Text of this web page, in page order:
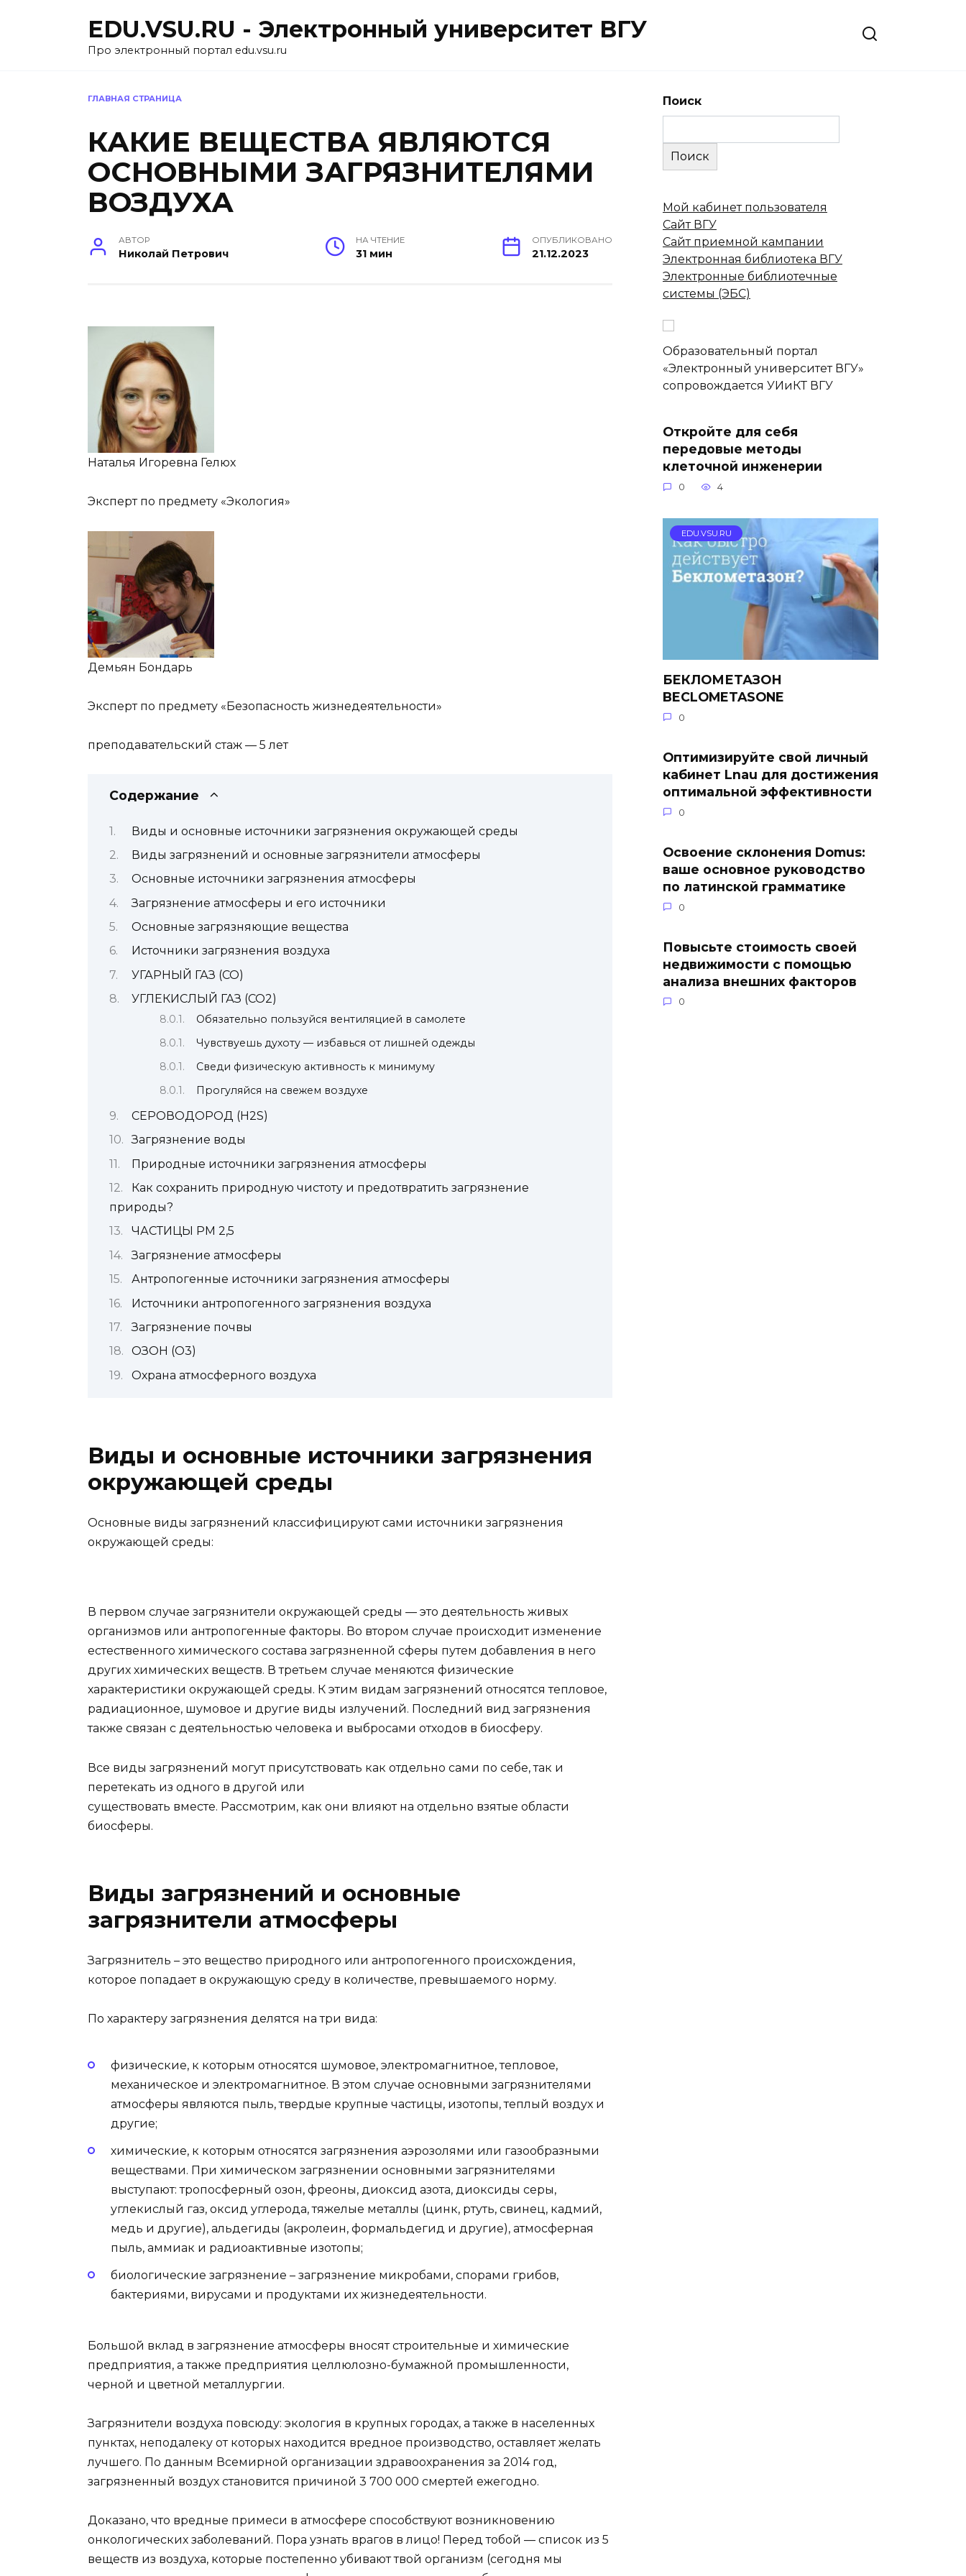
EDU.VSU.RU - Электронный университет ВГУ
Про электронный портал edu.vsu.ru
ГЛАВНАЯ СТРАНИЦА
КАКИЕ ВЕЩЕСТВА ЯВЛЯЮТСЯ
ОСНОВНЫМИ ЗАГРЯЗНИТЕЛЯМИ
ВОЗДУХА
АВТОР
Николай Петрович
НА ЧТЕНИЕ
31 мин
ОПУБЛИКОВАНО
21.12.2023
Наталья Игоревна Гелюх
Эксперт по предмету «Экология»
Демьян Бондарь
Эксперт по предмету «Безопасность жизнедеятельности»
преподавательский стаж — 5 лет
Содержание
Виды и основные источники загрязнения окружающей среды
Виды загрязнений и основные загрязнители атмосферы
Основные источники загрязнения атмосферы
Загрязнение атмосферы и его источники
Основные загрязняющие вещества
Источники загрязнения воздуха
УГАРНЫЙ ГАЗ (CO)
УГЛЕКИСЛЫЙ ГАЗ (CO2)
Обязательно пользуйся вентиляцией в самолете
Чувствуешь духоту — избавься от лишней одежды
Сведи физическую активность к минимуму
Прогуляйся на свежем воздухе
СЕРОВОДОРОД (H2S)
Загрязнение воды
Природные источники загрязнения атмосферы
Как сохранить природную чистоту и предотвратить загрязнение
природы?
ЧАСТИЦЫ PM 2,5
Загрязнение атмосферы
Антропогенные источники загрязнения атмосферы
Источники антропогенного загрязнения воздуха
Загрязнение почвы
ОЗОН (O3)
Охрана атмосферного воздуха
Виды и основные источники загрязнения
окружающей среды
Основные виды загрязнений классифицируют сами источники загрязнения
окружающей среды:
В первом случае загрязнители окружающей среды — это деятельность живых
организмов или антропогенные факторы. Во втором случае происходит изменение
естественного химического состава загрязненной сферы путем добавления в него
других химических веществ. В третьем случае меняются физические
характеристики окружающей среды. К этим видам загрязнений относятся тепловое,
радиационное, шумовое и другие виды излучений. Последний вид загрязнения
также связан с деятельностью человека и выбросами отходов в биосферу.
Все виды загрязнений могут присутствовать как отдельно сами по себе, так и
перетекать из одного в другой или
существовать вместе. Рассмотрим, как они влияют на отдельно взятые области
биосферы.
Виды загрязнений и основные
загрязнители атмосферы
Загрязнитель – это вещество природного или антропогенного происхождения,
которое попадает в окружающую среду в количестве, превышаемого норму.
По характеру загрязнения делятся на три вида:
физические, к которым относятся шумовое, электромагнитное, тепловое,
механическое и электромагнитное. В этом случае основными загрязнителями
атмосферы являются пыль, твердые крупные частицы, изотопы, теплый воздух и
другие;
химические, к которым относятся загрязнения аэрозолями или газообразными
веществами. При химическом загрязнении основными загрязнителями
выступают: тропосферный озон, фреоны, диоксид азота, диоксиды серы,
углекислый газ, оксид углерода, тяжелые металлы (цинк, ртуть, свинец, кадмий,
медь и другие), альдегиды (акролеин, формальдегид и другие), атмосферная
пыль, аммиак и радиоактивные изотопы;
биологические загрязнение – загрязнение микробами, спорами грибов,
бактериями, вирусами и продуктами их жизнедеятельности.
Большой вклад в загрязнение атмосферы вносят строительные и химические
предприятия, а также предприятия целлюлозно-бумажной промышленности,
черной и цветной металлургии.
Загрязнители воздуха повсюду: экология в крупных городах, а также в населенных
пунктах, неподалеку от которых находится вредное производство, оставляет желать
лучшего. По данным Всемирной организации здравоохранения за 2014 год,
загрязненный воздух становится причиной 3 700 000 смертей ежегодно.
Доказано, что вредные примеси в атмосфере способствуют возникновению
онкологических заболеваний. Пора узнать врагов в лицо! Перед тобой — список из 5
веществ из воздуха, которые постепенно убивают твой организм (сегодня мы
Поиск
Поиск
Мой кабинет пользователя
Сайт ВГУ
Сайт приемной кампании
Электронная библиотека ВГУ
Электронные библиотечные
системы (ЭБС)
Образовательный портал
«Электронный университет ВГУ»
сопровождается УИиКТ ВГУ
Откройте для себя
передовые методы
клеточной инженерии
0 4
EDU.VSU.RU
БЕКЛОМЕТАЗОН
BECLOMETASONE
0
Оптимизируйте свой личный
кабинет Lnau для достижения
оптимальной эффективности
0
Освоение склонения Domus:
ваше основное руководство
по латинской грамматике
0
Повысьте стоимость своей
недвижимости с помощью
анализа внешних факторов
0